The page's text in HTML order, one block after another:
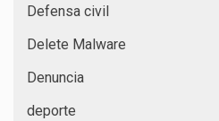
Defensa civil
Delete Malware
Denuncia
deporte